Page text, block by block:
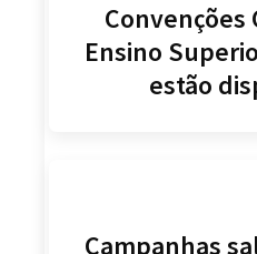
Convenções
Ensino
estão
Campanhas